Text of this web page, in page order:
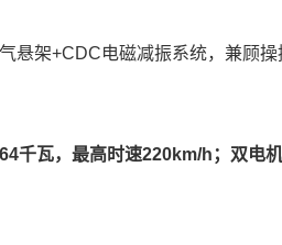
悬架+CDC电磁减振系统，兼顾
千瓦，最高时速220km/h；双电